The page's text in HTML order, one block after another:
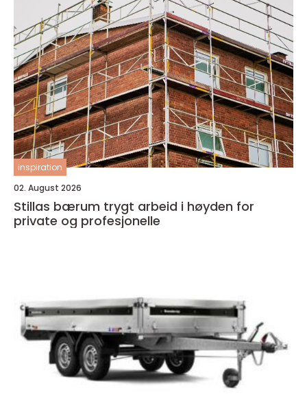
inspiration
02. August 2026
Stillas bærum trygt arbeid i høyden for
private og profesjonelle